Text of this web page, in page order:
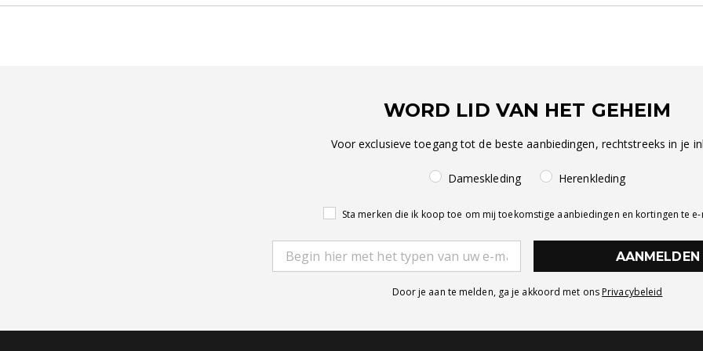
WORD LID VAN HET GEHEIM
Voor exclusieve toegang tot de beste aanbiedingen, rechtstreeks in je
Dameskleding Herenkleding
Sta merken die ik koop toe om mij toekomstige aanbiedingen en kortingen te
AANMELDEN
Door je aan te melden, ga je akkoord met ons Privacybeleid